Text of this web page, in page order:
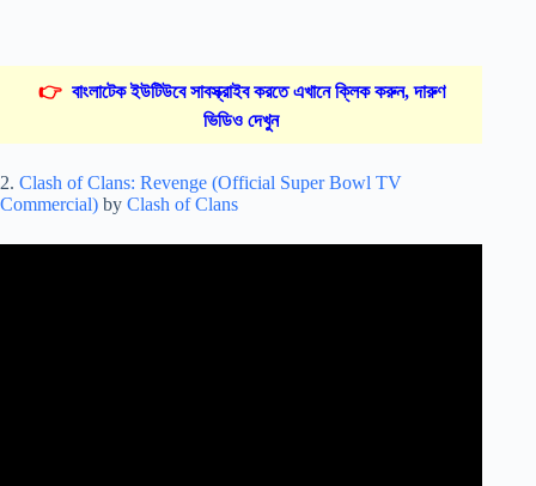
👉 বাংলাটেক ইউটিউবে সাবস্ক্রাইব করতে এখানে ক্লিক করুন, দারুণ
ভিডিও দেখুন
2. Clash of Clans: Revenge (Official Super Bowl TV
Commercial) by Clash of Clans